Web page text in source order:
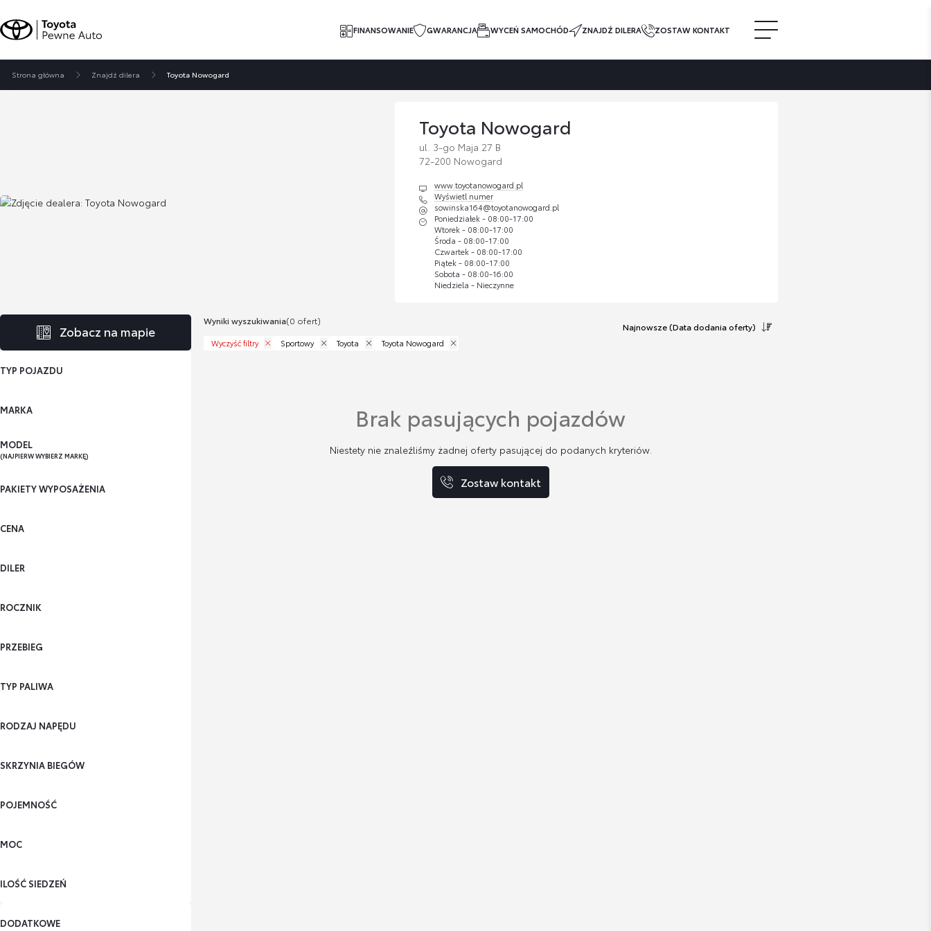
FINANSOWANIE GWARANCJA WYCEŃ SAMOCHÓD ZNAJDŹ DILERA ZOSTAW KONTAKT
Strona główna Znajdź dilera Toyota Nowogard
Toyota Nowogard
ul. 3-go Maja 27 B
72-200 Nowogard
www.toyotanowogard.pl
Wyświetl numer
sowinska164@toyotanowogard.pl
Poniedziałek - 08:00-17:00
Wtorek - 08:00-17:00
Środa - 08:00-17:00
Czwartek - 08:00-17:00
Piątek - 08:00-17:00
Sobota - 08:00-16:00
Niedziela - Nieczynne
Zobacz na mapie
TYP POJAZDU
MARKA
MODEL
(NAJPIERW WYBIERZ MARKĘ)
PAKIETY WYPOSAŻENIA
CENA
DILER
ROCZNIK
PRZEBIEG
TYP PALIWA
RODZAJ NAPĘDU
SKRZYNIA BIEGÓW
POJEMNOŚĆ
MOC
ILOŚĆ SIEDZEŃ
DODATKOWE
Wyniki wyszukiwania(0 ofert) Najnowsze(Data dodania oferty)
Wyczyść filtry Sportowy Toyota Toyota Nowogard
Brak pasujących pojazdów
Niestety nie znaleźliśmy żadnej oferty pasującej do podanych kryteriów.
Zostaw kontakt